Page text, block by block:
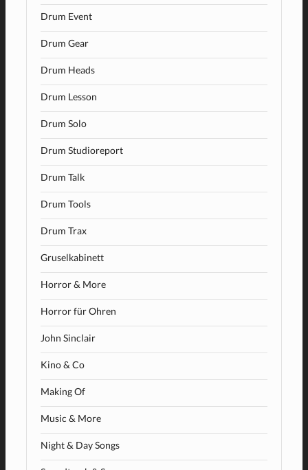
Drum Event
Drum Gear
Drum Heads
Drum Lesson
Drum Solo
Drum Studioreport
Drum Talk
Drum Tools
Drum Trax
Gruselkabinett
Horror & More
Horror für Ohren
John Sinclair
Kino & Co
Making Of
Music & More
Night & Day Songs